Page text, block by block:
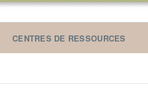
CENTRES DE RESSOURCES